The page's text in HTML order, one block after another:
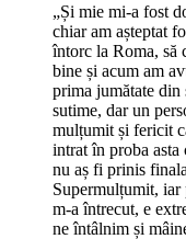
„Și mie mi-a fost
chiar am așteptat
întorc la Roma, să
bine și acum am
prima jumătate din
sutime, dar un
mulțumit și fericit
intrat în proba
nu aș fi prinis
Supermulțumit, iar
m-a întrecut, e
ne întâlnim și